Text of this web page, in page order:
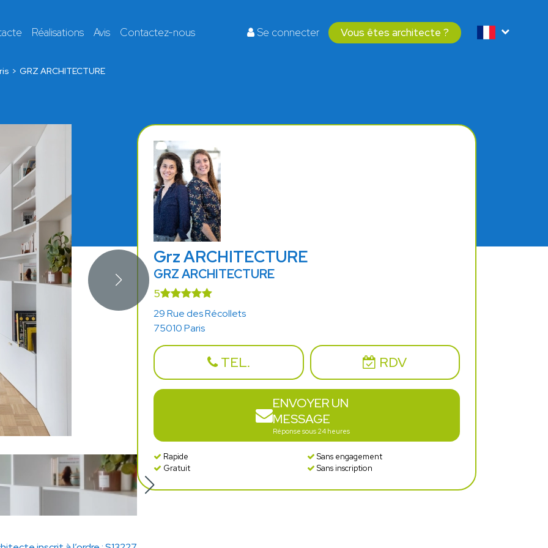
Réalisations Avis Contactez-nous Se connecter Vous êtes architecte ?
GRZ ARCHITECTURE
Grz ARCHITECTURE
GRZ ARCHITECTURE
5
29 Rue des Récollets
75010 Paris
TEL. RDV
ENVOYER UN
MESSAGE
Réponse sous 24 heures
Rapide
Sans engagement
Gratuit
Sans inscription